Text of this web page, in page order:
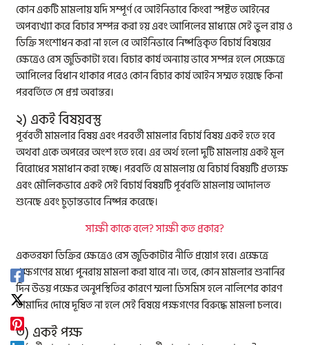
কোন একটি মামলায় যদি সম্পূর্ণ বে আইনিভাবে কিংবা স্পষ্টত আইনের
অপব্যখ্যা করে বিচার সম্পন্ন করা হয় এবং আপিলের মাধ্যমে সেই ভুল রায় ও
ডিক্রি সংশোধন করা না হলে বে আইনিভাবে নিষ্পত্তিকৃত বিচার্য বিষয়ের
ক্ষেত্রেও রেস জুডিকাটা হবে। বিচার কার্য অন্যায় ভাবে সম্পন্ন হলে সেক্ষেত্রে
আপিলের বিধান থাকার পরেও কোন বিচার কার্য আইন সম্মত হয়েছে কিনা
পরবর্তিতে সে প্রশ্ন অবান্তর।
২) একই বিষয়বস্তু
পূর্ববর্তী মামলার বিষয় এবং পরবর্তী মামলার বিচার্য বিষয় একই হতে হবে
অথবা একে অপরের অংশ হতে হবে। এর অর্থ হলো দুটি মামলায় একই মূল
বিরোধের সমাধান করা হচ্ছে। পরবর্তি যে মামলায় যে বিচার্য বিষয়টি প্রত্যক্ষ
এবং মৌলিকভাবে একই সেই বিচার্য বিষয়টি পূর্ববর্তি মামলায় আদালত
শুনেছে এবং চুড়ান্তভাবে নিষ্পন্ন করেছে।
সাক্ষী কাকে বলে? সাক্ষী কত প্রকার?
একতরফা ডিক্রির ক্ষেত্রেও রেস জুডিকাটার নীতি প্রয়োগ হবে। এক্ষেত্রে
পক্ষগণের মধ্যে পুনরায় মামলা করা যাবে না। তবে, কোন মামলার শুনানির
দিন উভয় পক্ষের অনুপস্থিতির কারণে ম্মলা ডিসমিস হলে নালিশের কারণ
তামাদির দোষে দূষিত না হলে সেই বিষয়ে পক্ষগণের বিরুদ্ধে মামলা চলবে।
৩) একই পক্ষ